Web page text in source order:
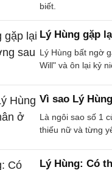
biết.
Lý Hùng gặp
Lý Hùng bất ngờ
Will" và ôn lại kỷ
Vì sao Lý
Là ngôi sao số 1
thiếu nữ và từng
Lý Hùng: Có